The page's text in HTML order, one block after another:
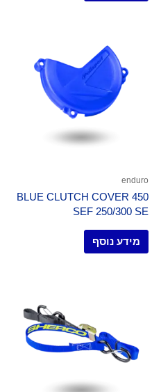
enduro
BLUE CLUTCH COVER 450
SEF 250/300 SE
מידע נוסף